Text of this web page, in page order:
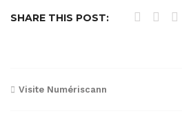
SHARE THIS POST:
Navigation
Visite Numériscann